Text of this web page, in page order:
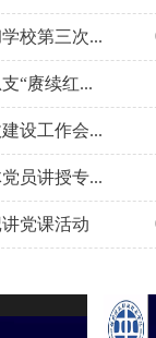
校第三次...
“赓续红...
设工作会...
员讲授专...
党课活动